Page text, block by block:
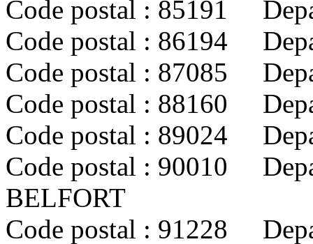
Code postal : 85191
Code postal : 86194
Code postal : 87085
Code postal : 88160
Code postal : 89024
Code postal : 90010
BELFORT
Code postal : 91228